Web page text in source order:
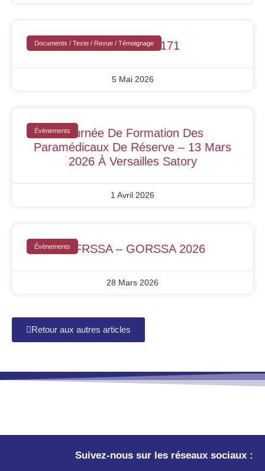
Documents / Texte / Revue / Témoignage
Actu Santé N°171
5 Mai 2026
ÉvènementsJournée De Formation Des
Paramédicaux De Réserve – 13 Mars
2026 À Versailles Satory
1 Avril 2026
ÉvènementsJNFRSSA – GORSSA 2026
28 Mars 2026
Retour aux autres articles
Suivez-nous sur les réseaux sociaux :